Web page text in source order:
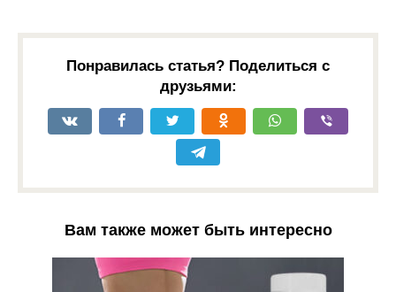
Понравилась статья? Поделиться с
друзьями:
Вам также может быть интересно